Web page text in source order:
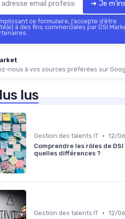
➔ Je
ce formulaire, j’accepte d’être
à des fins commerciales par DSI
nous à vos sources préférées sur
lus
Gestion des talents IT • 12/
Comprendre les rôles de DSI
quelles différences ?
Gestion des talents IT • 12/